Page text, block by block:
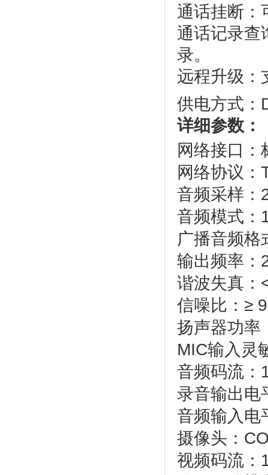
通话挂断：
通话记录查
录。
远程升级：
供电方式：
详细参数：
网络接口：
网络协议：
音频采样：
音频模式：
广播音频格
输出频率：
谐波失真：
信噪比：≥
扬声器功率
MIC输入灵
音频码流：
录音输出电
音频输入电
摄像头：
视频码流：